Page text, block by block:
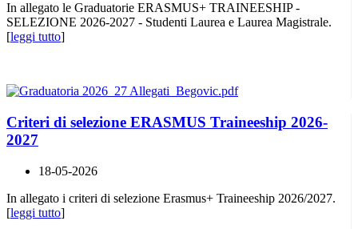
In allegato le Graduatorie ERASMUS+ TRAINEESHIP -
SELEZIONE 2026-2027 - Studenti Laurea e Laurea Magistrale.
[leggi tutto]
Criteri di selezione ERASMUS Traineeship 2026-
2027
18-05-2026
In allegato i criteri di selezione Erasmus+ Traineeship 2026/2027.
[leggi tutto]